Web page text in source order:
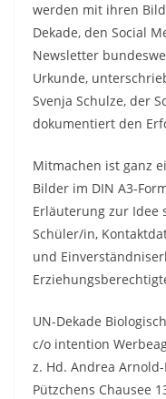
werden mit ihren
Dekade, den Social
Newsletter
Urkunde,
Svenja Schulze, der
dokumentiert den
Mitmachen ist ganz
Bilder im DIN A3-
Erläuterung zur Idee
Schüler/in,
und
UN-Dekade
c/o intention
z. Hd. Andrea
Pützchens Chausee